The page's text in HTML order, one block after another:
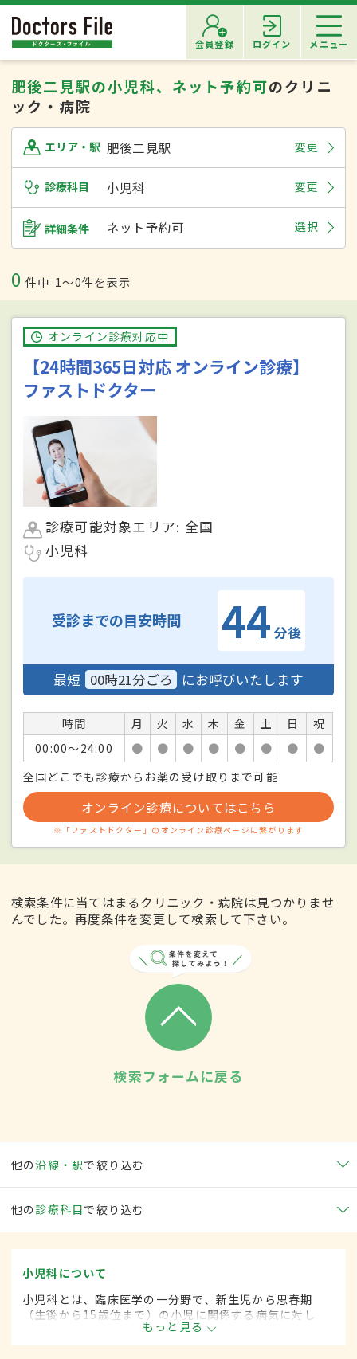
会員登録 ログイン メニュー
肥後二見駅の小児科、ネット予約可のクリニ
ック・病院
エリア・駅 肥後二見駅 変更
診療科目 小児科 変更
詳細条件 ネット予約可 選択
0 件中 1〜0件を表示
オンライン診療対応中
【24時間365日対応 オンライン診療】
ファストドクター
診療可能対象エリア: 全国
小児科
受診までの目安時間 44 分後
最短 00時21分ごろ にお呼びいたします
時間 月 火 水 木 金 土 日
祝
00:00〜24:00
● ● ● ● ● ● ●
●
全国どこでも診療からお薬の受け取りまで可能
オンライン診療についてはこちら
※「ファストドクター」のオンライン診療ページに繋がります
検索条件に当てはまるクリニック・病院は見つかりませ
んでした。再度条件を変更して検索して下さい。
検索フォームに戻る
他の沿線・駅で絞り込む
他の 診療科目で絞り込む
小児科について
小児科とは、臨床医学の一分野で、新生児から思春期
（生後から15歳位まで）の小児に関係する病気に対し
て、内科的な治療をします。
もっと見る